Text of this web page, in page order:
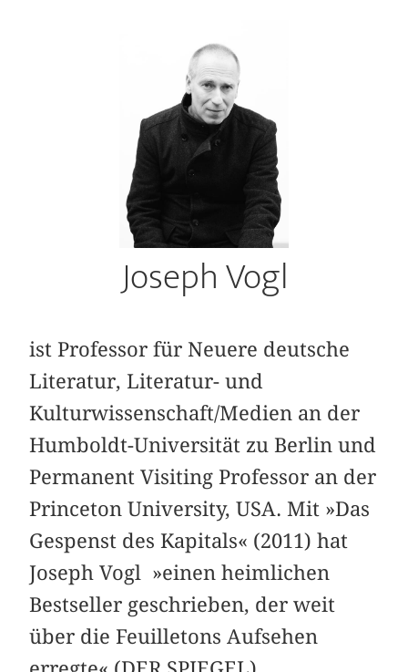
Joseph Vogl
ist Professor für Neuere deutsche
Literatur, Literatur- und
Kulturwissenschaft/Medien an der
Humboldt-Universität zu Berlin und
Permanent Visiting Professor an der
Princeton University, USA. Mit »Das
Gespenst des Kapitals« (2011) hat
Joseph Vogl »einen heimlichen
Bestseller geschrieben, der weit
über die Feuilletons Aufsehen